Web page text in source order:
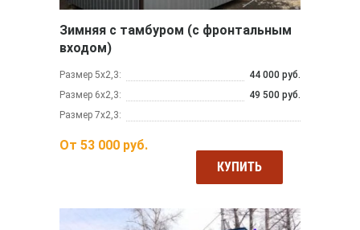
Зимняя с тамбуром (с фронтальным
входом)
Размер 5х2,3:
44 000 руб.
Размер 6х2,3:
49 500 руб.
Размер 7х2,3:
От 53 000 руб.
КУПИТЬ